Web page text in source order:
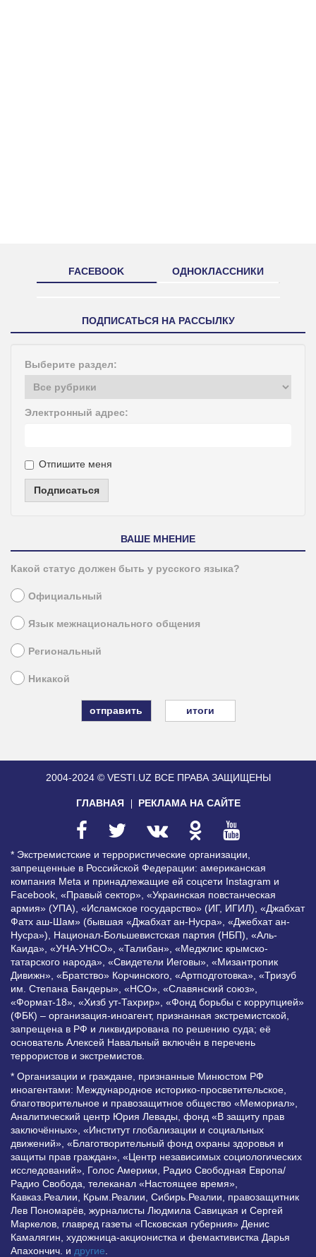
FACEBOOK ОДНОКЛАССНИКИ
ПОДПИСАТЬСЯ НА РАССЫЛКУ
Выберите раздел:
Электронный адрес:
Отпишите меня
Подписаться
ВАШЕ МНЕНИЕ
Какой статус должен быть у русского языка?
Официальный
Язык межнационального общения
Региональный
Никакой
итоги
2004-2024 © VESTI.UZ ВСЕ ПРАВА ЗАЩИЩЕНЫ
ГЛАВНАЯ РЕКЛАМА НА САЙТЕ
* Экстремистские и террористические организации,
запрещенные в Российской Федерации: американская
компания Meta и принадлежащие ей соцсети Instagram и
Facebook, «Правый сектор», «Украинская повстанческая
армия» (УПА), «Исламское государство» (ИГ, ИГИЛ), «Джабхат
Фатх аш-Шам» (бывшая «Джабхат ан-Нусра», «Джебхат ан-
Нусра»), Национал-Большевистская партия (НБП), «Аль-
Каида», «УНА-УНСО», «Талибан», «Меджлис крымско-
татарского народа», «Свидетели Иеговы», «Мизантропик
Дивижн», «Братство» Корчинского, «Артподготовка», «Тризуб
им. Степана Бандеры», «НСО», «Славянский союз»,
«Формат-18», «Хизб ут-Тахрир», «Фонд борьбы с коррупцией»
(ФБК) – организация-иноагент, признанная экстремистской,
запрещена в РФ и ликвидирована по решению суда; её
основатель Алексей Навальный включён в перечень
террористов и экстремистов.
* Организации и граждане, признанные Минюстом РФ
иноагентами: Международное историко-просветительское,
благотворительное и правозащитное общество «Мемориал»,
Аналитический центр Юрия Левады, фонд «В защиту прав
заключённых», «Институт глобализации и социальных
движений», «Благотворительный фонд охраны здоровья и
защиты прав граждан», «Центр независимых социологических
исследований», Голос Америки, Радио Свободная Европа/
Радио Свобода, телеканал «Настоящее время»,
Кавказ.Реалии, Крым.Реалии, Сибирь.Реалии, правозащитник
Лев Пономарёв, журналисты Людмила Савицкая и Сергей
Маркелов, главред газеты «Псковская губерния» Денис
Камалягин, художница-акционистка и фемактивистка Дарья
Апахончич. и другие.